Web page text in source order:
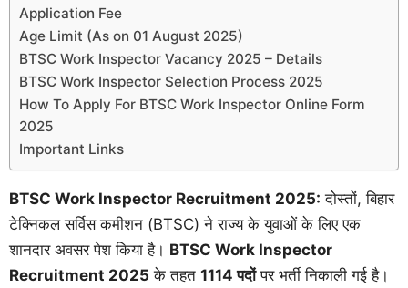
Application Fee
Age Limit (As on 01 August 2025)
BTSC Work Inspector Vacancy 2025 – Details
BTSC Work Inspector Selection Process 2025
How To Apply For BTSC Work Inspector Online Form
2025
Important Links
BTSC Work Inspector Recruitment 2025: दोस्तों, बिहार
टेक्निकल सर्विस कमीशन (BTSC) ने राज्य के युवाओं के लिए एक
शानदार अवसर पेश किया है। BTSC Work Inspector
Recruitment 2025 के तहत 1114 पदोंपर भर्ती निकाली गई है।